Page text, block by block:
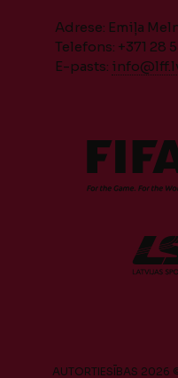
Adrese: Emiļa
Telefons: +371 28
E-pasts:
AUTORTIESĪBAS 2026